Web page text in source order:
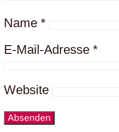
Name *
E-Mail-Adresse *
Website